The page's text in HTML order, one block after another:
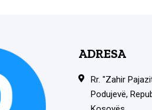
ADRESA
Rr. "Zahir
Podujevë,